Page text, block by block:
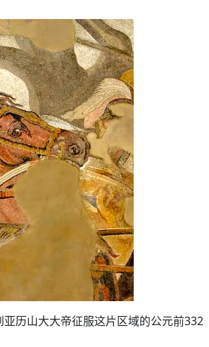
历山大大帝征服这片区域的公元前332